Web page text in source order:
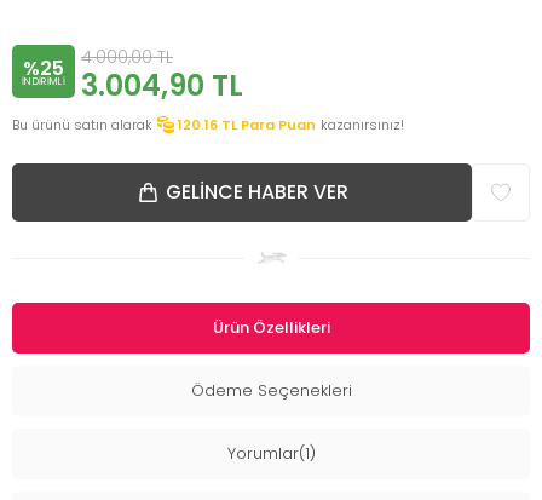
%25
INDIRIMLI
4.000,00TL
3.004,90 TL
Bu ürünü satın alarak 120.16 TL Para Puan kazanırsınız!
GELINCE HABER VER
Ürün Özellikleri
Ödeme Seçenekleri
Yorumlar(1)